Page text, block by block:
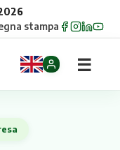
stampa
☰